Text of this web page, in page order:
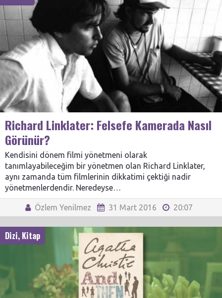
Richard Linklater: Felsefe Kamerada Nasıl
Görünür?
Kendisini dönem filmi yönetmeni olarak
tanımlayabileceğim bir yönetmen olan Richard Linklater,
aynı zamanda tüm filmlerinin dikkatimi çektiği nadir
yönetmenlerdendir. Neredeyse…
Özlem Yenilmez 31 Mart 2016 20:07
Dizi, Kitap